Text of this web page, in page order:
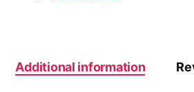
Additional information